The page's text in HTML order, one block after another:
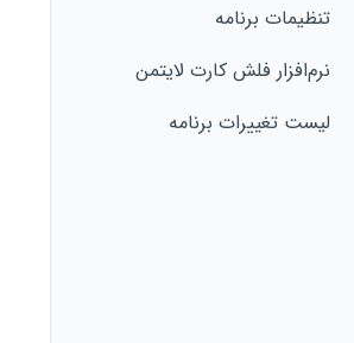
تنظیمات برنامه
نرم‌افزار فلش کارت لایتمن
لیست تغییرات برنامه